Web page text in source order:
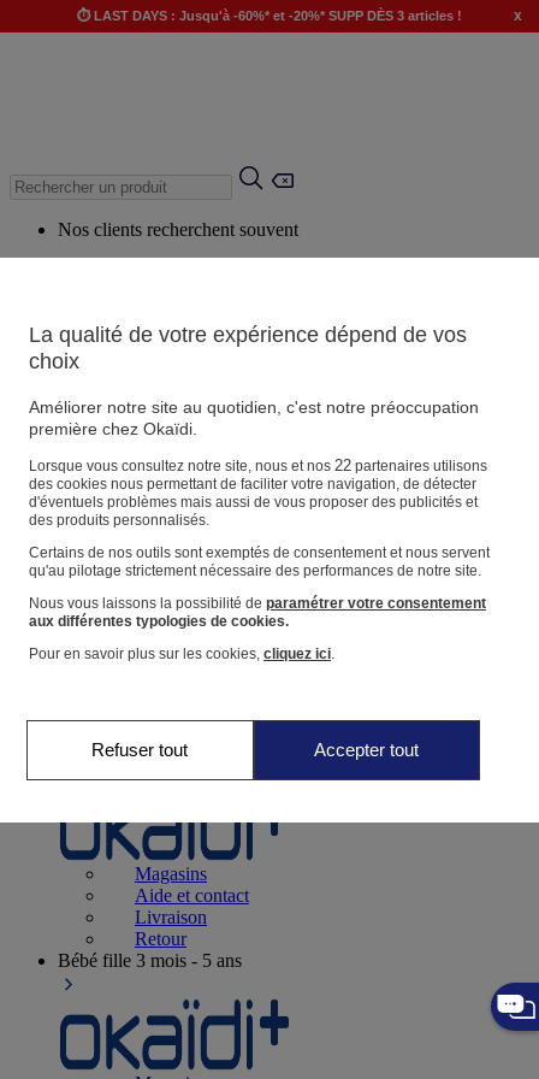
⏱️ LAST DAYS : Jusqu'à -60%* et -20%* SUPP DÈS 3 articles ! x
Nos clients recherchent souvent
Produits suggérés
Voir tous les produits
Magasin
Vos informations personnelles
Suivre une commande
Panier
Favoris
Naissance0-12 mois
Magasins
Aide et contact
Livraison
Retour
Bébé fille 3 mois - 5 ans
La qualité de votre expérience dépend de vos
choix
Améliorer notre site au quotidien, c'est notre préoccupation
première chez Okaïdi.
Lorsque vous consultez notre site, nous et nos 22partenaires utilisons
des cookies nous permettant de faciliter votre navigation, de détecter
d'éventuels problèmes mais aussi de vous proposer des publicités et
des produits personnalisés.
Certains de nos outils sont exemptés de consentement et nous servent
qu'au pilotage strictement nécessaire des performances de notre site.
Nous vous laissons la possibilité de paramétrer votre consentement
aux différentes typologies de cookies.
Pour en savoir plus sur les cookies, cliquez ici.
Refuser tout Accepter tout